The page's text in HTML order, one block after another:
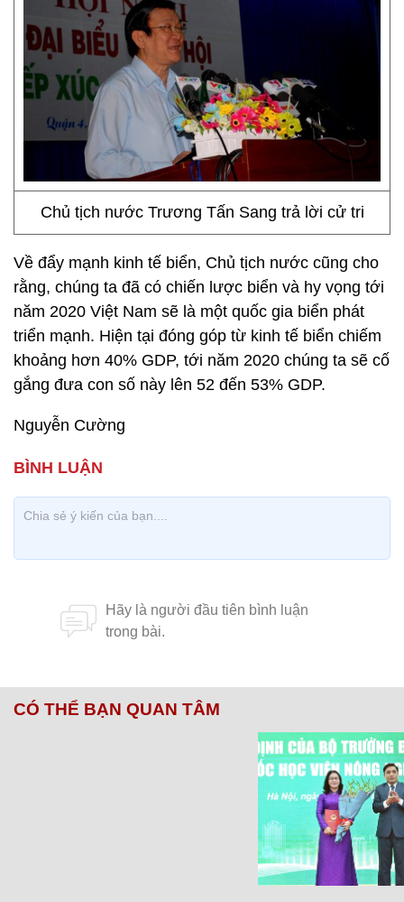
Chủ tịch nước Trương Tấn Sang trả lời cử tri
Về đẩy mạnh kinh tế biển, Chủ tịch nước cũng cho
rằng, chúng ta đã có chiến lược biển và hy vọng tới
năm 2020 Việt Nam sẽ là một quốc gia biển phát
triển mạnh. Hiện tại đóng góp từ kinh tế biển chiếm
khoảng hơn 40% GDP, tới năm 2020 chúng ta sẽ cố
gắng đưa con số này lên 52 đến 53% GDP.
Nguyễn Cường
CÓ THỂ BẠN QUAN TÂM